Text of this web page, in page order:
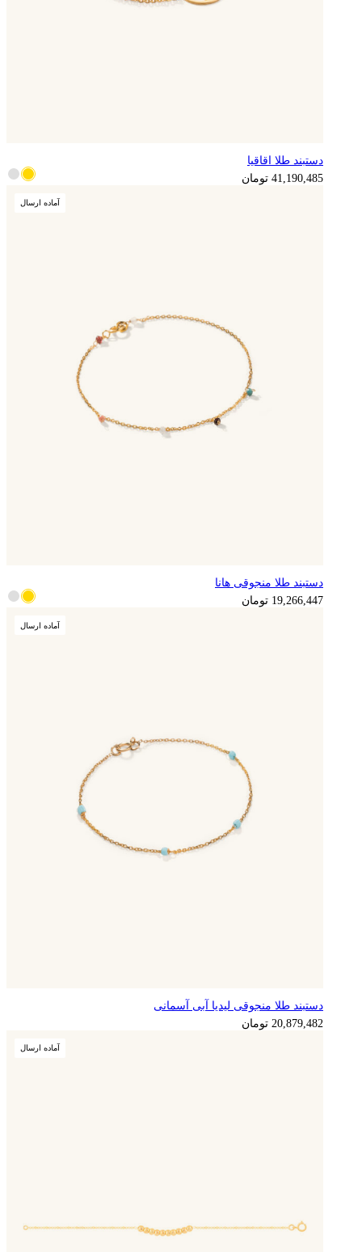
دستبند طلا اقاقیا
41,190,485 تومان
آماده ارسال
4,816,612 تومان
دستبند طلا منجوقی هانا
19,266,447 تومان
آماده ارسال
5,219,871 تومان
دستبند طلا منجوقی لیدیا آبی آسمانی
20,879,482 تومان
آماده ارسال